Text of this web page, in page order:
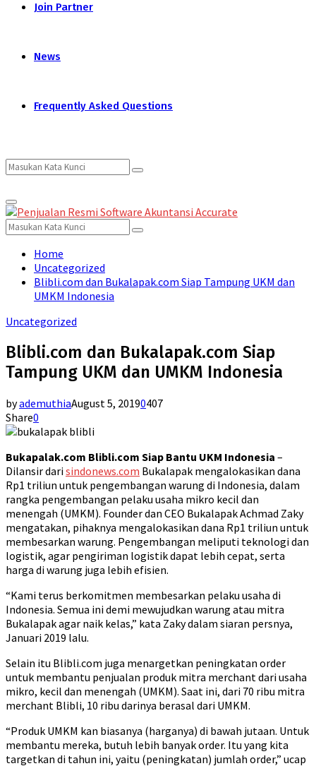
Join Partner
News
Frequently Asked Questions
Search
for:
Search
Primary
Menu
Search
for:
Search
Home
Uncategorized
Blibli.com dan Bukalapak.com Siap Tampung UKM dan
UMKM Indonesia
Uncategorized
Blibli.com dan Bukalapak.com Siap
Tampung UKM dan UMKM Indonesia
byademuthiaAugust 5, 20190407
Share0
Bukapalak.com Blibli.com Siap Bantu UKM Indonesia –
Dilansir darisindonews.com Bukalapak mengalokasikan dana
Rp1 triliun untuk pengembangan warung di Indonesia, dalam
rangka pengembangan pelaku usaha mikro kecil dan
menengah (UMKM). Founder dan CEO Bukalapak Achmad Zaky
mengatakan, pihaknya mengalokasikan dana Rp1 triliun untuk
membesarkan warung. Pengembangan meliputi teknologi dan
logistik, agar pengiriman logistik dapat lebih cepat, serta
harga di warung juga lebih efisien.
“Kami terus berkomitmen membesarkan pelaku usaha di
Indonesia. Semua ini demi mewujudkan warung atau mitra
Bukalapak agar naik kelas,” kata Zaky dalam siaran persnya,
Januari 2019 lalu.
Selain itu Blibli.com juga menargetkan peningkatan order
untuk membantu penjualan produk mitra merchant dari usaha
mikro, kecil dan menengah (UMKM). Saat ini, dari 70 ribu mitra
merchant Blibli, 10 ribu darinya berasal dari UMKM.
“Produk UMKM kan biasanya (harganya) di bawah jutaan. Untuk
membantu mereka, butuh lebih banyak order. Itu yang kita
targetkan di tahun ini, yaitu (peningkatan) jumlah order,” ucap